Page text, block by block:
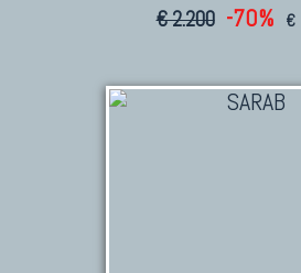
€ 2.200 -70% €